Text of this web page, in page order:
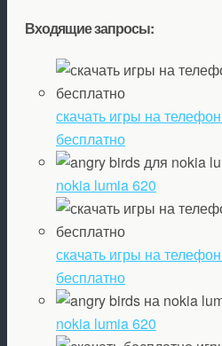
Входящие запросы:
скачать игры на
бесплатно
nokia lumia 620
скачать игры на
бесплатно
nokia lumia 620